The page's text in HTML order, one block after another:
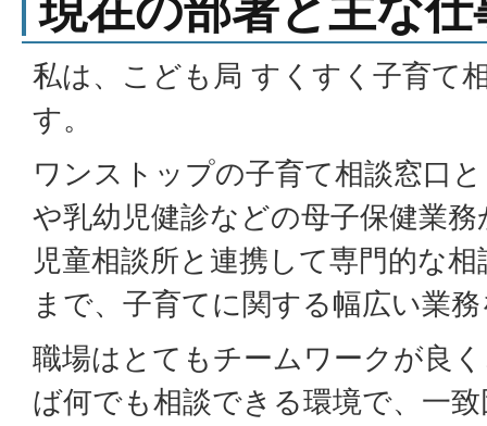
私は、こども局 すくすく子育て
す。
ワンストップの子育て相談窓口
や乳幼児健診などの母子保健業
児童相談所と連携して専門的な
まで、子育てに関する幅広い業
職場はとてもチームワークが良
ば何でも相談できる環境で、一